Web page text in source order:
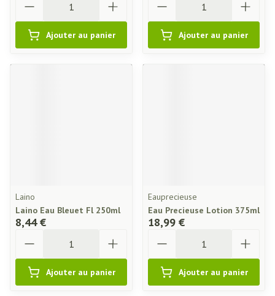
Ajouter au panier Ajouter au panier
Laino
Laino Eau Bleuet Fl 250ml
8,44 €
Ajouter au panier
Eauprecieuse
Eau Precieuse Lotion 375ml
18,99 €
Ajouter au panier